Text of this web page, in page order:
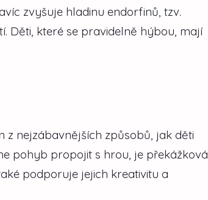
zvyšuje hladinu endorfinů, tzv.
Děti, které se pravidelně hýbou, mají
z nejzábavnějších způsobů, jak děti
pohyb propojit s hrou, je překážková
podporuje jejich kreativitu a